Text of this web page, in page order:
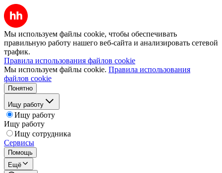
Мы используем файлы cookie, чтобы обеспечивать
правильную работу нашего веб-сайта и анализировать сетевой
трафик.
Правила использования файлов cookie
Мы используем файлы cookie. Правила использования
файлов cookie
Понятно
Ищу работу
Ищу работу
Ищу работу
Ищу сотрудника
Сервисы
Помощь
Ещё